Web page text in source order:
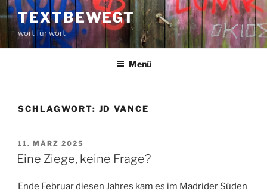
Zum
Inhalt
springen
TEXTBEWEGT
wort für wort
Menü
SCHLAGWORT: JD VANCE
VERÖFFENTLICHT
AM
11. MÄRZ 2025
Eine Ziege, keine Frage?
Ende Februar diesen Jahres kam es im Madrider Süden